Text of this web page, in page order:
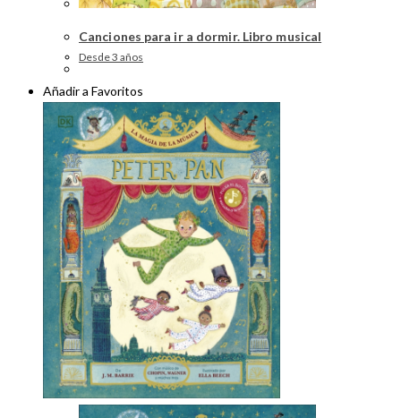
Canciones para ir a dormir. Libro musical
Desde 3 años
Añadir a Favoritos